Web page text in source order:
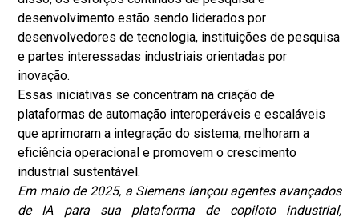
desenvolvimento estão sendo liderados por
desenvolvedores de tecnologia, instituições de pesquisa
e partes interessadas industriais orientadas por
inovação.
Essas iniciativas se concentram na criação de
plataformas de automação interoperáveis ​​e escaláveis ​​
que aprimoram a integração do sistema, melhoram a
eficiência operacional e promovem o crescimento
industrial sustentável.
Em maio de 2025, a Siemens lançou agentes avançados
de IA para sua plataforma de copiloto industrial,